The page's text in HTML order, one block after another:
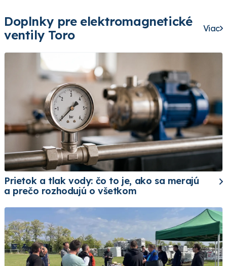
Doplnky pre elektromagnetické
ventily Toro
Viac
Prietok a tlak vody: čo to je, ako sa merajú
a prečo rozhodujú o všetkom